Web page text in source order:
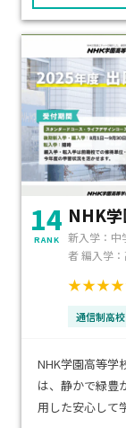
14
RANK
NHK学
新入学：中
者 編入学
通信制高校
NHK学園高等学
は、静かで緑豊
用した安心して